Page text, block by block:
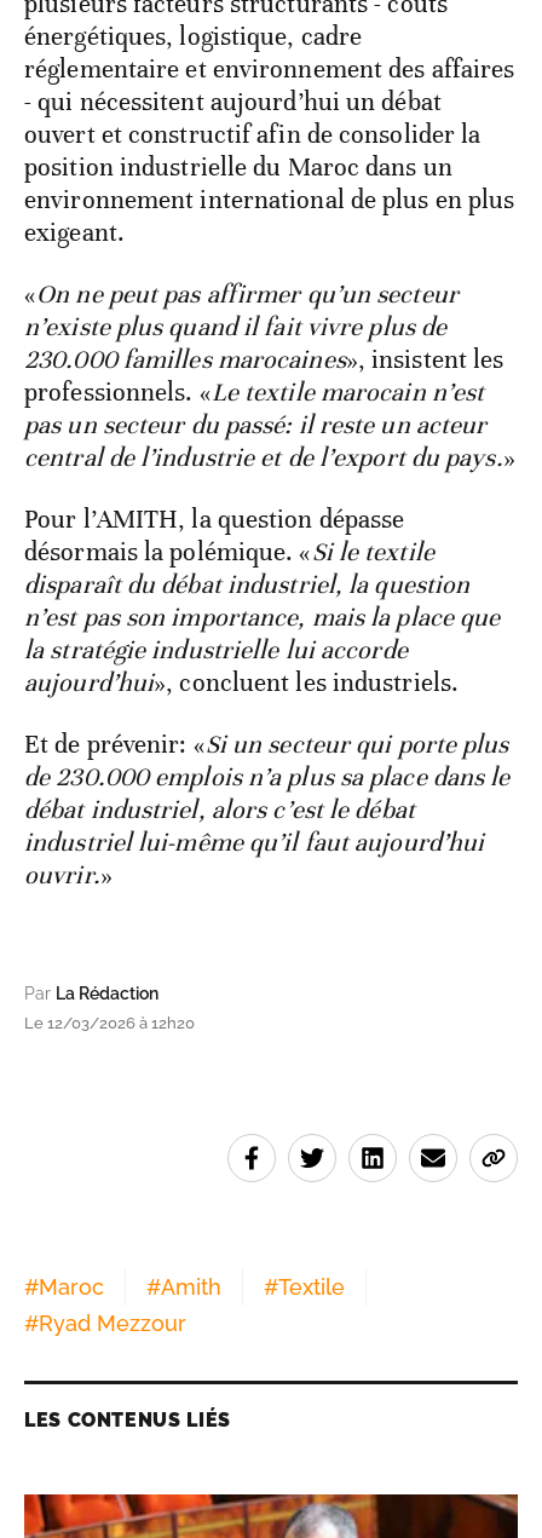
énergétiques, logistique, cadre
réglementaire et environnement des affaires
- qui nécessitent aujourd’hui un débat
ouvert et constructif afin de consolider la
position industrielle du Maroc dans un
environnement international de plus en plus
exigeant.
«On ne peut pas affirmer qu’un secteur
n’existe plus quand il fait vivre plus de
230.000 familles marocaines», insistent les
professionnels. «Le textile marocain n’est
pas un secteur du passé: il reste un acteur
central de l’industrie et de l’export du pays.»
Pour l’AMITH, la question dépasse
désormais la polémique. «Si le textile
disparaît du débat industriel, la question
n’est pas son importance, mais la place que
la stratégie industrielle lui accorde
aujourd’hui», concluent les industriels.
Et de prévenir: «Si un secteur qui porte plus
de 230.000 emplois n’a plus sa place dans le
débat industriel, alors c’est le débat
industriel lui-même qu’il faut aujourd’hui
ouvrir.»
Par La Rédaction
Le 12/03/2026 à 12h20
#Maroc #Amith #Textile
#Ryad Mezzour
LES CONTENUS LIÉS